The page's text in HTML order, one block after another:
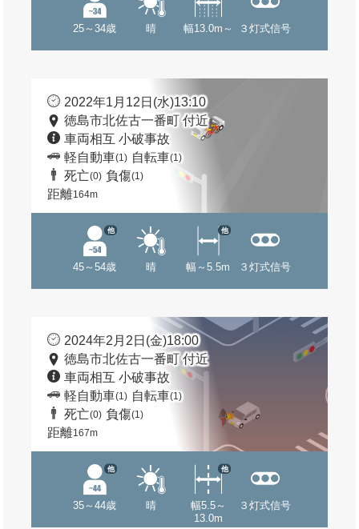
25～34歳 晴 幅13.0m～ ３灯式信号
2022年1月12日(水)13:10
徳島市北佐古一番町 付近
車両相互 小破事故
軽自動車(1) 自転車(1)
死亡(0) 負傷(1)
距離164m
45～54歳
他
晴 幅～5.5m
他
３灯式信号
2024年2月2日(金)18:00
徳島市北佐古一番町 付近
車両相互 小破事故
軽自動車(1) 自転車(1)
死亡(0) 負傷(1)
距離167m
35～44歳
他
晴
幅5.5～
13.0m
他
３灯式信号